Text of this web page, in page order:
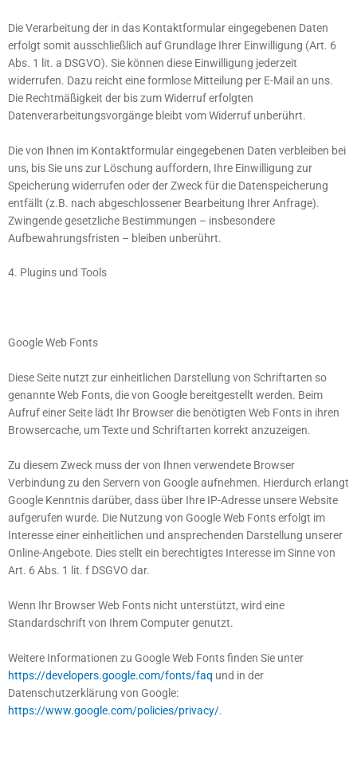
Die Verarbeitung der in das Kontaktformular eingegebenen Daten
erfolgt somit ausschließlich auf Grundlage Ihrer Einwilligung (Art. 6
Abs. 1 lit. a DSGVO). Sie können diese Einwilligung jederzeit
widerrufen. Dazu reicht eine formlose Mitteilung per E-Mail an uns.
Die Rechtmäßigkeit der bis zum Widerruf erfolgten
Datenverarbeitungsvorgänge bleibt vom Widerruf unberührt.
Die von Ihnen im Kontaktformular eingegebenen Daten verbleiben bei
uns, bis Sie uns zur Löschung auffordern, Ihre Einwilligung zur
Speicherung widerrufen oder der Zweck für die Datenspeicherung
entfällt (z.B. nach abgeschlossener Bearbeitung Ihrer Anfrage).
Zwingende gesetzliche Bestimmungen – insbesondere
Aufbewahrungsfristen – bleiben unberührt.
4. Plugins und Tools
Google Web Fonts
Diese Seite nutzt zur einheitlichen Darstellung von Schriftarten so
genannte Web Fonts, die von Google bereitgestellt werden. Beim
Aufruf einer Seite lädt Ihr Browser die benötigten Web Fonts in ihren
Browsercache, um Texte und Schriftarten korrekt anzuzeigen.
Zu diesem Zweck muss der von Ihnen verwendete Browser
Verbindung zu den Servern von Google aufnehmen. Hierdurch erlangt
Google Kenntnis darüber, dass über Ihre IP-Adresse unsere Website
aufgerufen wurde. Die Nutzung von Google Web Fonts erfolgt im
Interesse einer einheitlichen und ansprechenden Darstellung unserer
Online-Angebote. Dies stellt ein berechtigtes Interesse im Sinne von
Art. 6 Abs. 1 lit. f DSGVO dar.
Wenn Ihr Browser Web Fonts nicht unterstützt, wird eine
Standardschrift von Ihrem Computer genutzt.
Weitere Informationen zu Google Web Fonts finden Sie unter
https://developers.google.com/fonts/faq und in der
Datenschutzerklärung von Google:
https://www.google.com/policies/privacy/.